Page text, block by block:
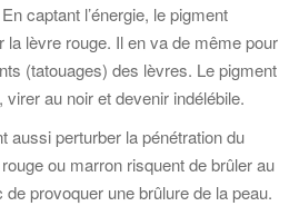
captant l’énergie, le pigment
la lèvre rouge. Il en va de même pour
(tatouages) des lèvres. Le pigment
au noir et devenir indélébile.
aussi perturber la pénétration du
ou marron risquent de brûler au
provoquer une brûlure de la peau.